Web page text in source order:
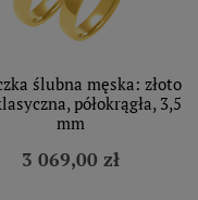
ślubna męska: złoto
półokrągła, 3,5
mm
3 069,00 zł